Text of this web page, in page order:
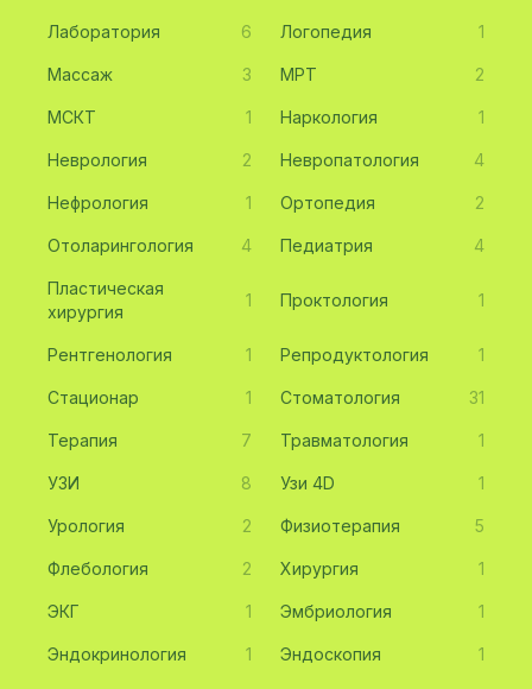
Лаборатория 6 Логопедия 1
Массаж 3 МРТ 2
МСКТ 1 Наркология 1
Неврология 2 Невропатология 4
Нефрология 1 Ортопедия 2
Отоларингология 4 Педиатрия 4
Пластическая
хирургия
1 Проктология 1
Рентгенология 1 Репродуктология 1
Стационар 1 Стоматология 31
Терапия 7 Травматология 1
УЗИ 8 Узи 4D 1
Урология 2 Физиотерапия 5
Флебология 2 Хирургия 1
ЭКГ 1 Эмбриология 1
Эндокринология 1 Эндоскопия 1